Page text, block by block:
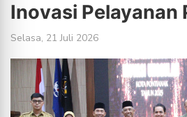
Inovasi Pelayanan
Selasa, 21 Juli 2026